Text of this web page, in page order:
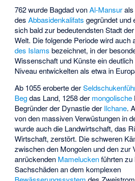
762 wurde Bagdad vonAl-Mansur
desAbbasidenkalifats gegründet und
sich bald zur bedeutendsten Stadt
Welt. Die folgende Periode wird auch
des Islams bezeichnet, in der
Wissenschaft und Künste ein deutlich
Niveau entwickelten als etwa in
Ab 1055 eroberte der
Begdas Land, 1258 der mongolische
Begründer der Dynastie der Ilchane.
von den massiven Verwüstungen in
wurde auch die Landwirtschaft, das
Wirtschaft, zerstört. Die schweren
zwischen den Mongolen und den zur
anrückenden Mameluckenführten zu
Sachschäden an dem komplexen